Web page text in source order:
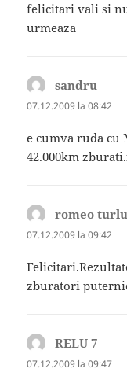
felicitari vali si
urmeaza
sandru
07.12.2009 la 08:42
e cumva ruda cu
42.000km
romeo
07.12.2009 la 09:42
zburatori
RELU 7
07.12.2009 la 09:47